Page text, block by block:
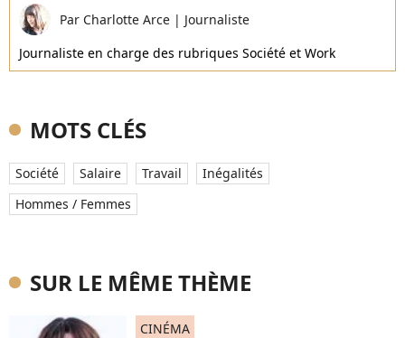
Par Charlotte Arce | Journaliste
Journaliste en charge des rubriques Société et Work
MOTS CLÉS
Société Salaire Travail
Inégalités
Hommes / Femmes
SUR LE MÊME THÈME
CINÉMA